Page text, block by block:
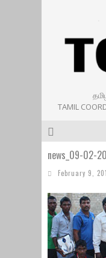
TAMIL
news_09-02-
February 9,